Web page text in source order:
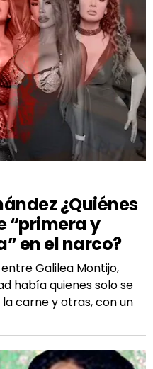
¿Quiénes
“primera y
en el narco?
Galilea Montijo,
había quienes solo se
carne y otras, con un